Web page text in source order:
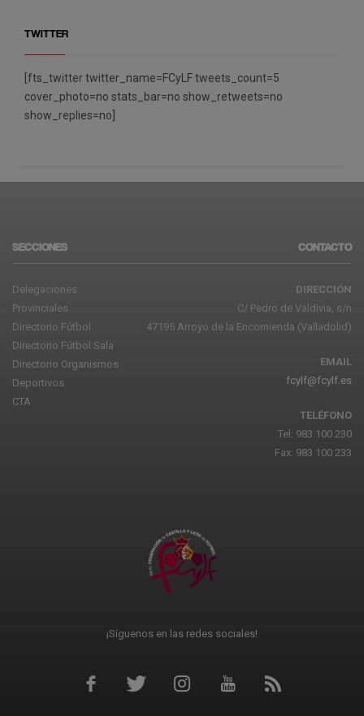
TWITTER
[fts_twitter twitter_name=FCyLF tweets_count=5
cover_photo=no stats_bar=no show_retweets=no
show_replies=no]
SECCIONES
Delegaciones
Provinciales
Directorio Fútbol
Directorio Fútbol Sala
Directorio Organismos
Deportivos
CTA
CONTACTO
DIRECCIÓN
C/ Pedro de Valdivia, s/n
47195 Arroyo de la Encomienda (Valladolid)
EMAIL
fcylf@fcylf.es
TELÉFONO
Tel: 983 100 230
Fax: 983 100 233
¡Síguenos en las redes sociales!